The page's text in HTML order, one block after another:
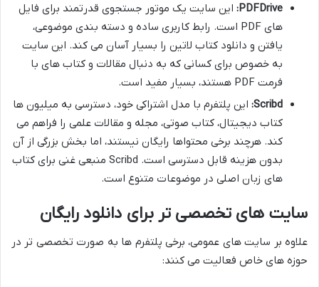
PDFDrive: این سایت یک موتور جستجوی قدرتمند برای فایل
های PDF است. رابط کاربری ساده و دسته بندی موضوعی،
یافتن و دانلود کتاب لاتین را بسیار آسان می کند. این سایت
به خصوص برای کسانی که به دنبال مقالات و کتاب های با
فرمت PDF هستند، بسیار مفید است.
Scribd: این پلتفرم با مدل اشتراکی خود، دسترسی به میلیون ها
کتاب دیجیتال، کتاب صوتی، مجله و مقالات علمی را فراهم می
کند. هرچند برخی محتواها رایگان نیستند، اما بخش بزرگی از آن
بدون هزینه قابل دسترسی است. Scribd منبعی غنی برای کتاب
های زبان اصلی در موضوعات متنوع است.
سایت های تخصصی تر برای دانلود رایگان
علاوه بر سایت های عمومی، برخی پلتفرم ها به صورت تخصصی تر در
حوزه های خاص فعالیت می کنند: